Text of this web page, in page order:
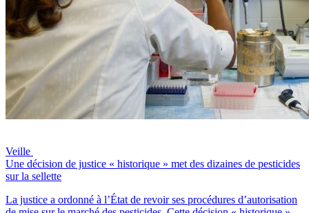
Veille
Une décision de justice « historique » met des dizaines de pesticides
sur la sellette
La justice a ordonné à l’État de revoir ses procédures d’autorisation